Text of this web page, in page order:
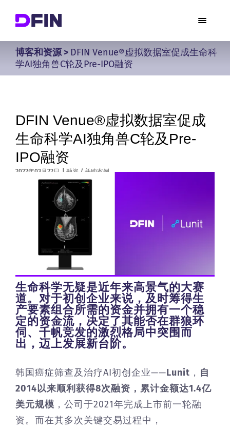
博客和资源> DFIN Venue®虚拟数据室促成生命科
学AI独角兽C轮及Pre-IPO融资
DFIN Venue®虚拟数据室促成
生命科学AI独角兽C轮及Pre-
IPO融资
2022年03月22日 | 融资 / 并购案例
生命科学无疑是近年来高景气的大赛
道。对于初创企业来说，及时筹得生
产要素组合所需的资金并拥有一个稳
定的资金流，决定了其能否在群狼环
伺、千帆竞发的激烈格局中突围而
出，迈上发展新台阶。
韩国癌症筛查及治疗AI初创企业——Lunit ， 自
2014以来顺利获得8次融资，累计金额达1.4亿
美元规模 ，公司于2021年完成上市前一轮融
资。而在其多次关键交易过程中，